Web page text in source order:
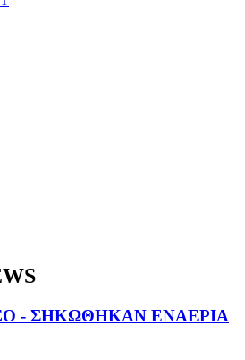
- ΣΗΚΩΘΗΚΑΝ ΕΝΑΕΡΙΑ